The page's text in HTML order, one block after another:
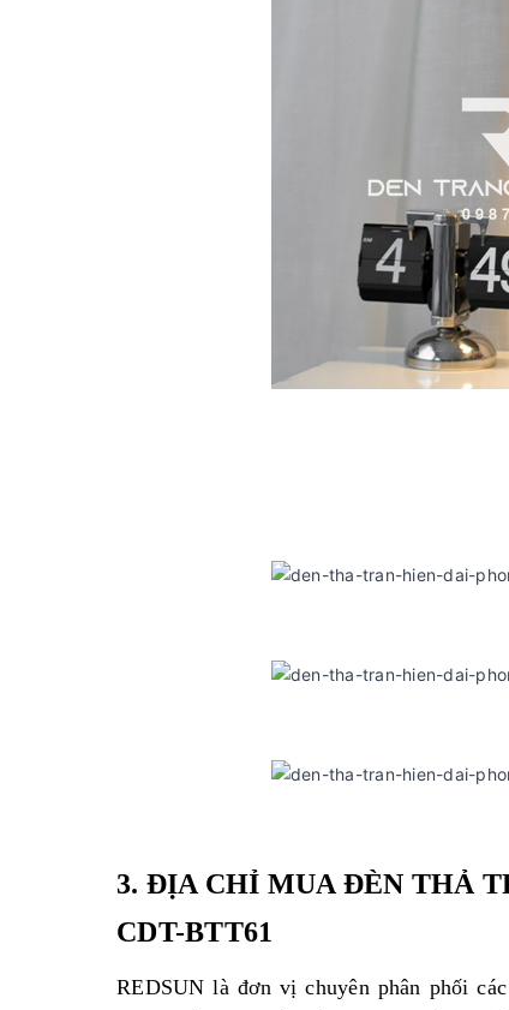
3. ĐỊA CHỈ MUA ĐÈN THẢ
CDT-BTT61
REDSUN là đơn vị chuyên phân phối